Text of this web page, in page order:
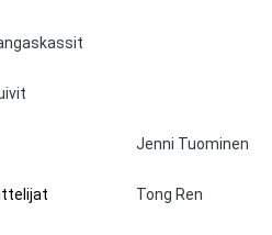
Jenni Tuominen
Tong Ren